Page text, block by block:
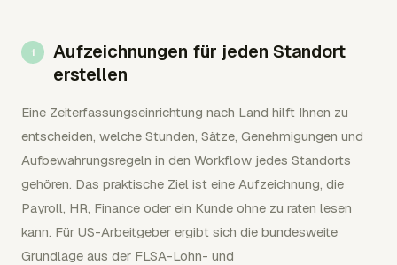
Aufzeichnungen für jeden Standort
erstellen
Eine Zeiterfassungseinrichtung nach Land hilft Ihnen zu
entscheiden, welche Stunden, Sätze, Genehmigungen und
Aufbewahrungsregeln in den Workflow jedes Standorts
gehören. Das praktische Ziel ist eine Aufzeichnung, die
Payroll, HR, Finance oder ein Kunde ohne zu raten lesen
kann. Für US-Arbeitgeber ergibt sich die bundesweite
Grundlage aus der FLSA-Lohn- und